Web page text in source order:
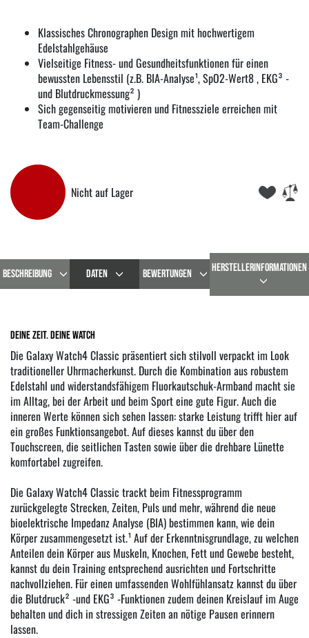
Klassisches Chronographen Design mit hochwertigem
Edelstahlgehäuse
Vielseitige Fitness- und Gesundheitsfunktionen für einen
bewussten Lebensstil (z.B. BIA-Analyse¹, SpO2-Wert8 , EKG³ -
und Blutdruckmessung² )
Sich gegenseitig motivieren und Fitnessziele erreichen mit
Team-Challenge
Nicht auf Lager
BESCHREIBUNG DATEN BEWERTUNGEN HERSTELLERINFORMATIONEN
Deine Zeit. Deine Watch
Die Galaxy Watch4 Classic präsentiert sich stilvoll verpackt im Look
traditioneller Uhrmacherkunst. Durch die Kombination aus robustem
Edelstahl und widerstandsfähigem Fluorkautschuk-Armband macht sie
im Alltag, bei der Arbeit und beim Sport eine gute Figur. Auch die
inneren Werte können sich sehen lassen: starke Leistung trifft hier auf
ein großes Funktionsangebot. Auf dieses kannst du über den
Touchscreen, die seitlichen Tasten sowie über die drehbare Lünette
komfortabel zugreifen.
Die Galaxy Watch4 Classic trackt beim Fitnessprogramm
zurückgelegte Strecken, Zeiten, Puls und mehr, während die neue
bioelektrische Impedanz Analyse (BIA) bestimmen kann, wie dein
Körper zusammengesetzt ist.¹ Auf der Erkenntnisgrundlage, zu welchen
Anteilen dein Körper aus Muskeln, Knochen, Fett und Gewebe besteht,
kannst du dein Training entsprechend ausrichten und Fortschritte
nachvollziehen. Für einen umfassenden Wohlfühlansatz kannst du über
die Blutdruck² -und EKG³ -Funktionen zudem deinen Kreislauf im Auge
behalten und dich in stressigen Zeiten an nötige Pausen erinnern
lassen.